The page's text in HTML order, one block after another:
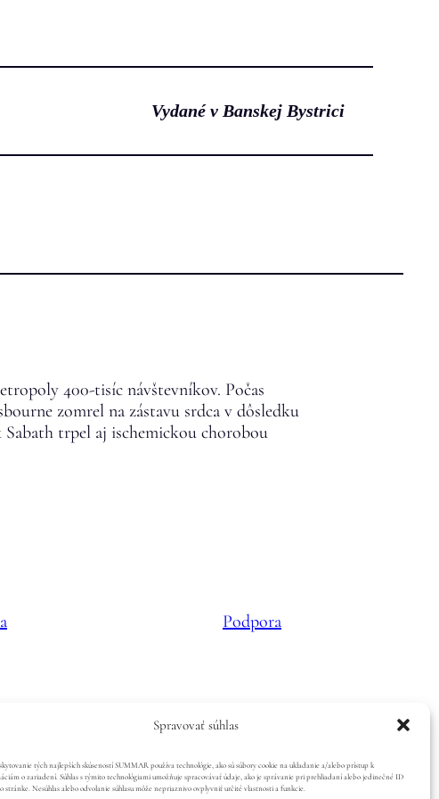
Spravovať súhlas
tých najlepších skúseností SUMMAR používa technológie, ako sú súbory cookie na ukladanie a/alebo prístup k
o zariadení. Súhlas s týmito technológiami umožňuje spracovávať údaje, ako je správanie pri prehliadaní alebo jedinečné ID
stránke. Nesúhlas alebo odvolanie súhlasu môže nepriaznivo ovplyvniť určité vlastnosti a funkcie.
Vydané v Banskej Bystrici
400-tisíc návštevníkov. Počas
zomrel na zástavu srdca v dôsledku
trpel aj ischemickou chorobou
Podpora